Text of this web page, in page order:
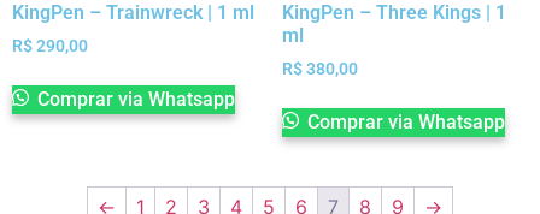
KingPen – Trainwreck | 1 ml
R$290,00
Comprar via Whatsapp
KingPen – Three Kings | 1
ml
R$380,00
Comprar via Whatsapp
← 1 2 3 4 5 6 7 8 9 →